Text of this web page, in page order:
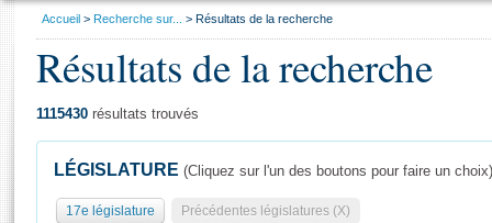
Général
Vous
Accueil Recherche sur... Résultats de la recherche
Résultats de la recherche
1115430 résultats trouvés
LÉGISLATURE (Cliquez sur l'un des boutons pour faire un choix)
17e législature Précédentes législatures (X)